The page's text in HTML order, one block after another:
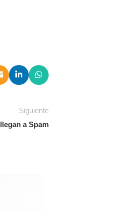
Siguiente
a Spam